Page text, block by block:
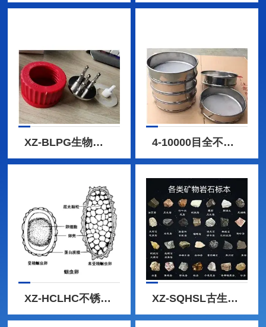
XZ-BLPG生物发酵罐GL45补料瓶盖 316L不锈钢 4-10000目全不锈钢304药典试验标准筛
XZ-HCLHC不锈钢开口直壁容器10L带刻度 XZ-SQHSL古生物化石标本 套装自然类